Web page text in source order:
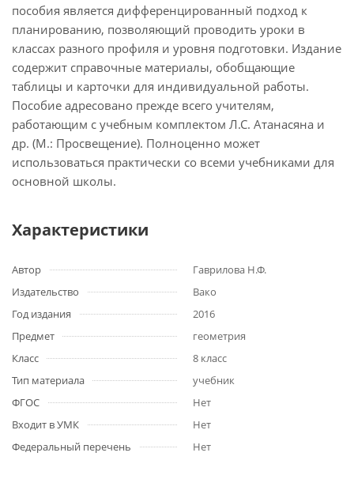
пособия является дифференцированный подход к
планированию, позволяющий проводить уроки в
классах разного профиля и уровня подготовки. Издание
содержит справочные материалы, обобщающие
таблицы и карточки для индивидуальной работы.
Пособие адресовано прежде всего учителям,
работающим с учебным комплектом Л.С. Атанасяна и
др. (М.: Просвещение). Полноценно может
использоваться практически со всеми учебниками для
основной школы.
Характеристики
Автор
Гаврилова Н.Ф.
Издательство
Вако
Год издания
2016
Предмет
геометрия
Класс
8 класс
Тип материала
учебник
ФГОС
Нет
Входит в УМК
Нет
Федеральный перечень
Нет